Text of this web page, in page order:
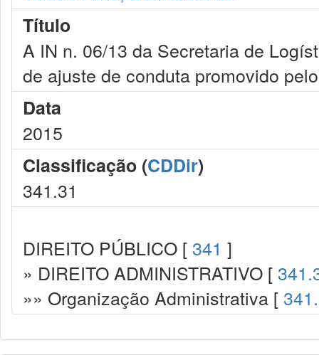
Título
A IN n. 06/13 da Secretaria de
de ajuste de conduta promovido
Data
2015
Classificação (CDDir)
341.31
DIREITO PÚBLICO [ 341 ]
» DIREITO ADMINISTRATIVO [
»» Organização Administrativa [